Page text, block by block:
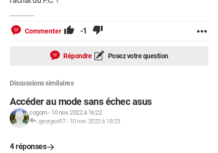
Commenter -1
Répondre Posez votre question
Discussions similaires
Accéder au mode sans échec asus
cogom- 10 nov. 2022 à 16:22
georges97- 10 nov. 2022 à 18:23
4 réponses